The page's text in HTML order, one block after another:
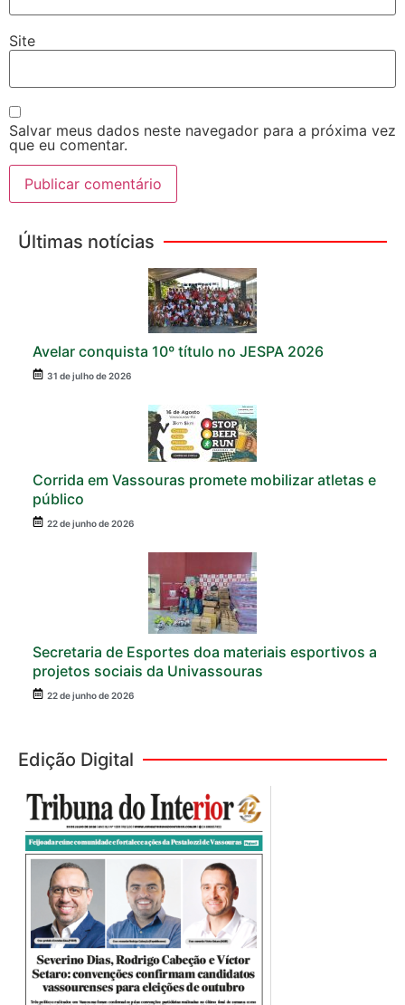
Site
Salvar meus dados neste navegador para a próxima vez
que eu comentar.
Últimas notícias
Avelar conquista 10º título no JESPA 2026
31 de julho de 2026
Corrida em Vassouras promete mobilizar atletas e
público
22 de junho de 2026
Secretaria de Esportes doa materiais esportivos a
projetos sociais da Univassouras
22 de junho de 2026
Edição Digital